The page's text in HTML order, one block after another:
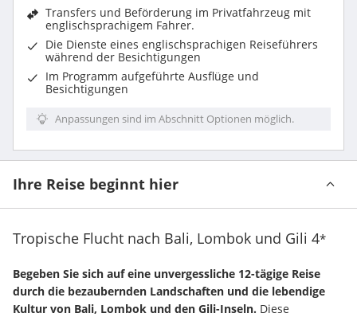
Transfers und Beförderung im Privatfahrzeug mit
englischsprachigem Fahrer.
Die Dienste eines englischsprachigen Reiseführers
während der Besichtigungen
Im Programm aufgeführte Ausflüge und
Besichtigungen
Anpassungen sind im Abschnitt Optionen möglich.
Ihre Reise beginnt hier
Tropische Flucht nach Bali, Lombok und Gili 4*
Begeben Sie sich auf eine unvergessliche 12-tägige Reise
durch die bezaubernden Landschaften und die lebendige
Kultur von Bali, Lombok und den Gili-Inseln. Diese